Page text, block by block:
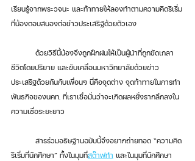
เรียนรู้จากพระวจนะ และท้าทายให้ลองทำตามความคิดริเริ่ม
ที่น้องตอบสนองต่อข่าวประเสริฐด้วยตัวเอง
ชีวิตโดยปริยาย และขับเคลื่อนมหาวิทยาลัยด้วยข่าว
ประเสริฐด้วยกันกับเพื่อนๆ นี่คือจุดต่าง จุดท้าทายในการทำ
พันธกิจของนคท. ที่เราเชื่อมั่นว่าจะเกิดผลหยั่งรากลึกลงใน
ความเชื่อระยะยาว
ริเริ่มที่นักศึกษา” ทั้งในมุมที่สต๊าฟทำ และในมุมที่นักศึกษา